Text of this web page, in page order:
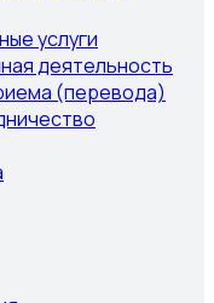
услуги
деятельность
(перевода)